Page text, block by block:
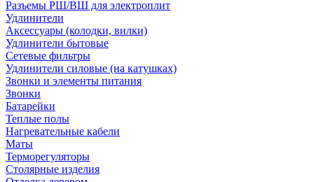
Разъемы РШ/ВШ для электроплит
Удлинители
Аксессуары (колодки, вилки)
Удлинители бытовые
Сетевые фильтры
Удлинители силовые (на катушках)
Звонки и элементы питания
Звонки
Батарейки
Теплые полы
Нагревательные кабели
Маты
Терморегуляторы
Столярные изделия